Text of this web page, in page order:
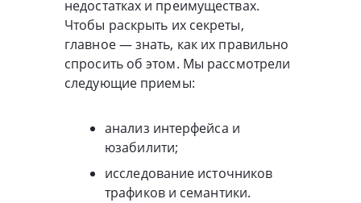
недостатках и преимуществах.
Чтобы раскрыть их секреты,
главное — знать, как их правильно
спросить об этом. Мы рассмотрели
следующие приемы:
анализ интерфейса и
юзабилити;
исследование источников
трафиков и семантики.